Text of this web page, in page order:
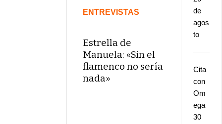
ENTREVISTAS
Estrella de
Manuela: «Sin el
flamenco no sería
nada»
de
agos
to
Cita
con
Om
ega
30